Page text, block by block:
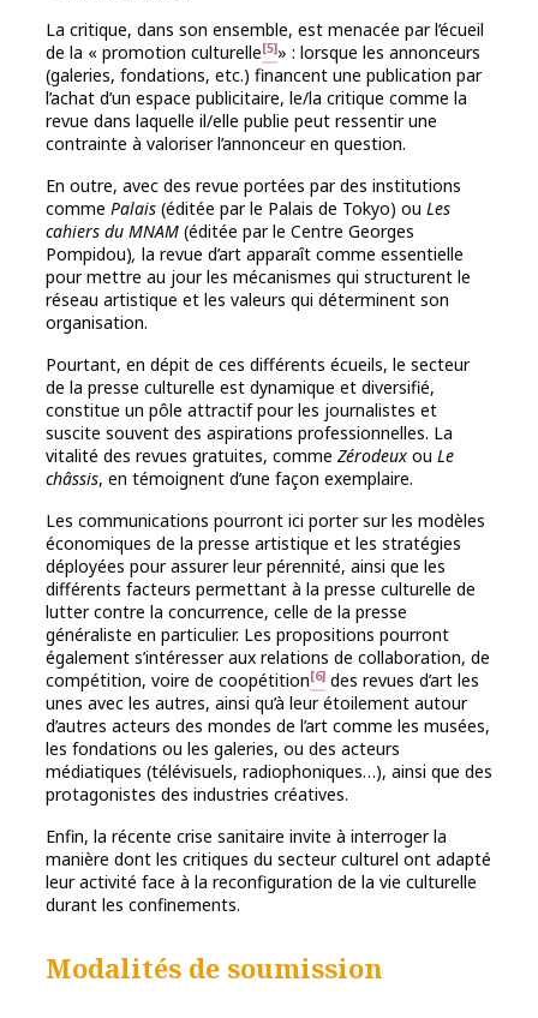
La critique, dans son ensemble, est menacée par l’écueil
de la « promotion culturelle[5]» : lorsque les annonceurs
(galeries, fondations, etc.) financent une publication par
l’achat d’un espace publicitaire, le/la critique comme la
revue dans laquelle il/elle publie peut ressentir une
contrainte à valoriser l’annonceur en question.
En outre, avec des revue portées par des institutions
comme Palais (éditée par le Palais de Tokyo) ou Les
cahiers du MNAM (éditée par le Centre Georges
Pompidou), la revue d’art apparaît comme essentielle
pour mettre au jour les mécanismes qui structurent le
réseau artistique et les valeurs qui déterminent son
organisation.
Pourtant, en dépit de ces différents écueils, le secteur
de la presse culturelle est dynamique et diversifié,
constitue un pôle attractif pour les journalistes et
suscite souvent des aspirations professionnelles. La
vitalité des revues gratuites, comme Zérodeux ou Le
châssis, en témoignent d’une façon exemplaire.
Les communications pourront ici porter sur les modèles
économiques de la presse artistique et les stratégies
déployées pour assurer leur pérennité, ainsi que les
différents facteurs permettant à la presse culturelle de
lutter contre la concurrence, celle de la presse
généraliste en particulier. Les propositions pourront
également s’intéresser aux relations de collaboration, de
compétition, voire de coopétition[6] des revues d’art les
unes avec les autres, ainsi qu’à leur étoilement autour
d’autres acteurs des mondes de l’art comme les musées,
les fondations ou les galeries, ou des acteurs
médiatiques (télévisuels, radiophoniques…), ainsi que des
protagonistes des industries créatives.
Enfin, la récente crise sanitaire invite à interroger la
manière dont les critiques du secteur culturel ont adapté
leur activité face à la reconfiguration de la vie culturelle
durant les confinements.
Modalités de soumission